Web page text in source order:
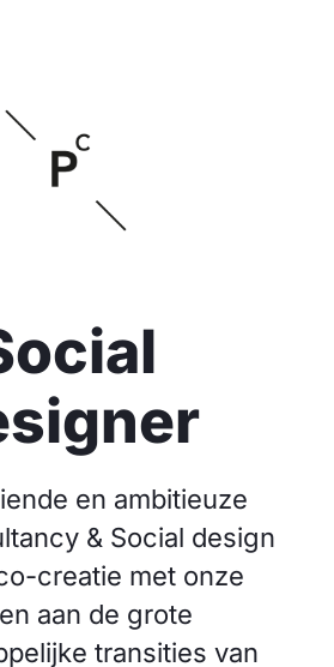
en ambitieuze
& Social design
creatie met onze
aan de grote
transities van